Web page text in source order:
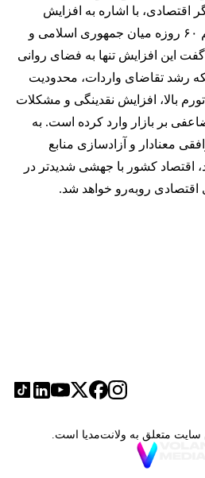
اقتصادی، با اشاره به افزایش
دوباره نرخ ارز پس از تفاهم ۶۰ روزه میان جمهوری اسلامی و
گفت این افزایش تنها به فضای روانی
رشد تقاضای واردات، محدودیت
بالا، افزایش نقدینگی و مشکلات
بر بازار وارد کرده است. به
معنادار و آزادسازی منابع
اقتصاد کشور با جهشی شدیدتر در
اقتصادی روبه‌رو خواهد شد.
سایت متعلق به ولانت‌مدیا است.